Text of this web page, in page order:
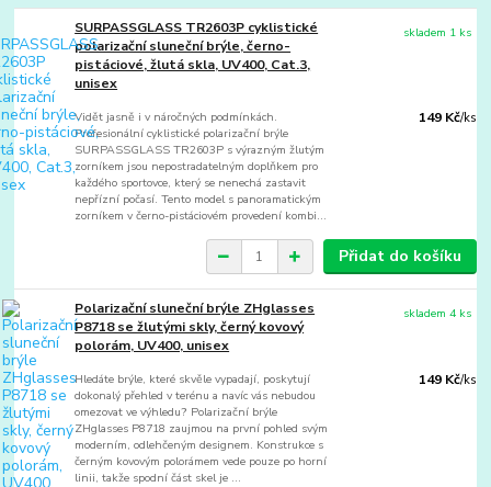
SURPASSGLASS TR2603P cyklistické
polarizační sluneční brýle, černo-
pistáciové, žlutá skla, UV400, Cat.3,
unisex
Vidět jasně i v náročných podmínkách.
Profesionální cyklistické polarizační brýle
SURPASSGLASS TR2603P s výrazným žlutým
zorníkem jsou nepostradatelným doplňkem pro
každého sportovce, který se nenechá zastavit
nepřízní počasí. Tento model s panoramatickým
zorníkem v černo-pistáciovém provedení kombi...
149 Kč/ks
skladem 1 ks
Přidat do košíku
Polarizační sluneční brýle ZHglasses
P8718 se žlutými skly, černý kovový
polorám, UV400, unisex
Hledáte brýle, které skvěle vypadají, poskytují
dokonalý přehled v terénu a navíc vás nebudou
omezovat ve výhledu? Polarizační brýle
ZHglasses P8718 zaujmou na první pohled svým
moderním, odlehčeným designem. Konstrukce s
černým kovovým polorámem vede pouze po horní
linii, takže spodní část skel je ...
149 Kč/ks
skladem 4 ks